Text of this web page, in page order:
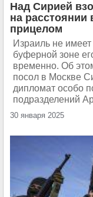
Над Сирией
на расстоянии
прицелом
Израиль не
буферной зоне
временно. Об
посол в Москве
дипломат особо
подразделений
30 января 2025